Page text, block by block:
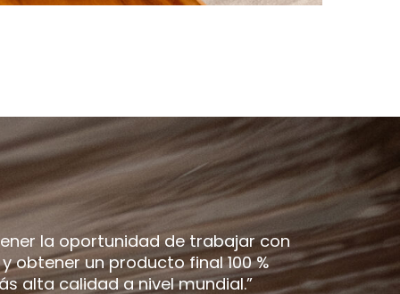
la oportunidad de trabajar con
obtener un producto final 100 %
alta calidad a nivel mundial.”